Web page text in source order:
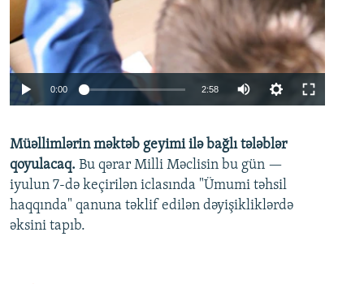
0:00 2:58
360p
480p
720p
Müəllimlərin məktəb geyimi ilə bağlı tələblər
qoyulacaq. Bu qərar Milli Məclisin bu gün —
iyulun 7-də keçirilən iclasında "Ümumi təhsil
haqqında" qanuna təklif edilən dəyişikliklərdə
əksini tapıb.